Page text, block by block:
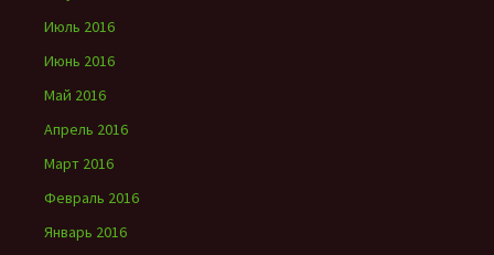
Июль 2016
Июнь 2016
Май 2016
Апрель 2016
Март 2016
Февраль 2016
Январь 2016